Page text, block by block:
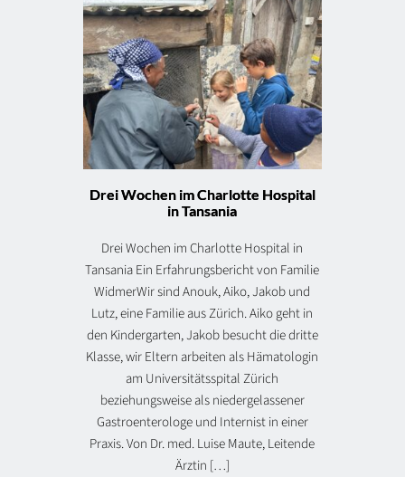
Drei Wochen im Charlotte Hospital
in Tansania
Drei Wochen im Charlotte Hospital in
Tansania Ein Erfahrungsbericht von Familie
WidmerWir sind Anouk, Aiko, Jakob und
Lutz, eine Familie aus Zürich. Aiko geht in
den Kindergarten, Jakob besucht die dritte
Klasse, wir Eltern arbeiten als Hämatologin
am Universitätsspital Zürich
beziehungsweise als niedergelassener
Gastroenterologe und Internist in einer
Praxis. Von Dr. med. Luise Maute, Leitende
Ärztin […]